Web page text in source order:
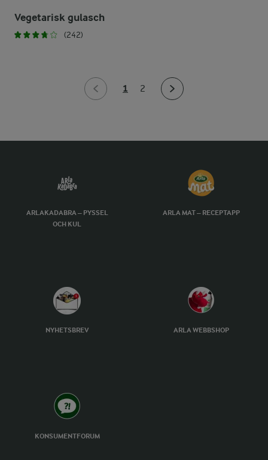
Vegetarisk gulasch
(242)
1 2
ARLAKADABRA – PYSSEL
OCH KUL
ARLA MAT – RECEPTAPP
NYHETSBREV ARLA WEBBSHOP
KONSUMENTFORUM